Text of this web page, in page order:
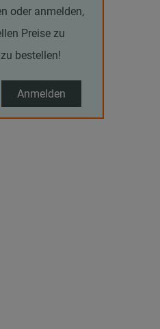
oder anmelden,
Preise zu
bestellen!
Anmelden